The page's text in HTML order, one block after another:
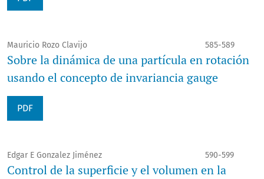
Mauricio Rozo Clavijo 585-589
Sobre la dinámica de una partícula en rotación
usando el concepto de invariancia gauge
PDF
Edgar E Gonzalez Jiménez 590-599
Control de la superficie y el volumen en la